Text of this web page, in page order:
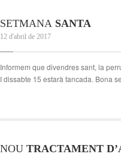
SETMANA SANTA
12 d'abril de 2017
Informem que divendres sant, la
I dissabte 15 estarà tancada. Bona
NOU TRACTAMENT